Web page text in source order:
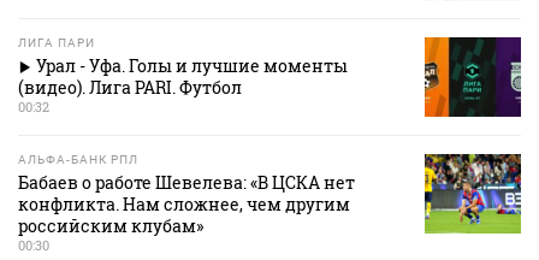
ЛИГА ПАРИ
Урал - Уфа. Голы и лучшие моменты
(видео). Лига PARI. Футбол
00:32
АЛЬФА-БАНК РПЛ
Бабаев о работе Шевелева: «В ЦСКА нет
конфликта. Нам сложнее, чем другим
российским клубам»
00:30